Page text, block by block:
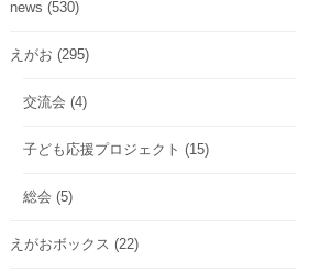
news (530)
えがお (295)
交流会 (4)
子ども応援プロジェクト (15)
総会 (5)
えがおボックス (22)